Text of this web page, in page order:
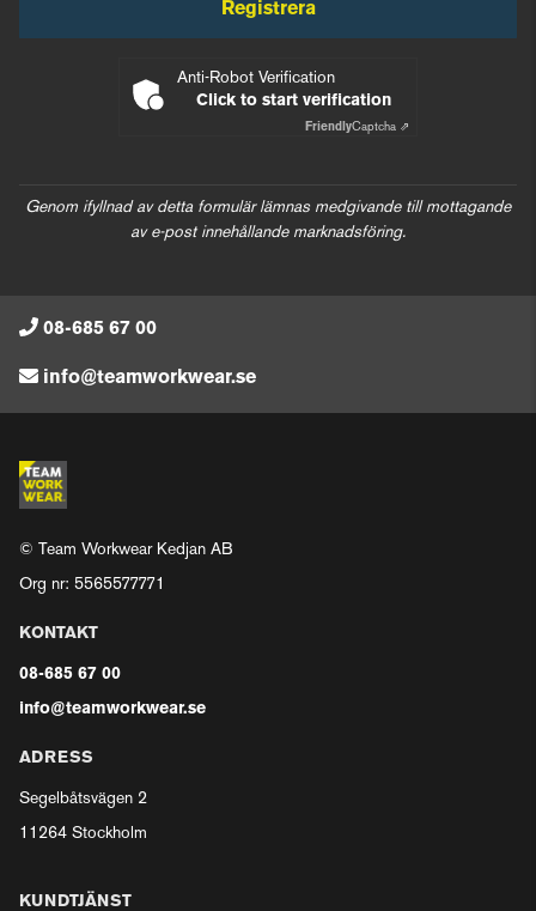
Registrera
Anti-Robot Verification
Click to start verification
FriendlyCaptcha ⇗
Genom ifyllnad av detta formulär lämnas medgivande till mottagande
av e-post innehållande marknadsföring.
08-685 67 00
info@teamworkwear.se
© Team Workwear Kedjan AB
Org nr: 5565577771
KONTAKT
08-685 67 00
info@teamworkwear.se
ADRESS
Segelbåtsvägen 2
11264 Stockholm
KUNDTJÄNST